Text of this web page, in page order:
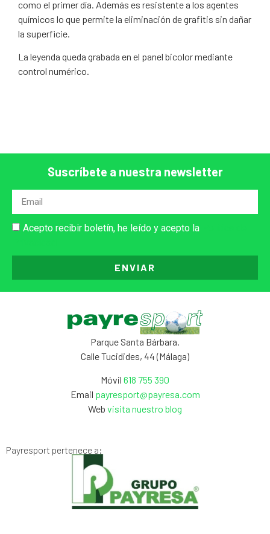
como el primer día. Además es resistente a los agentes
químicos lo que permite la eliminación de grafitis sin dañar
la superficie.
La leyenda queda grabada en el panel bicolor mediante
control numérico.
Suscríbete a nuestra newsletter
Acepto recibir boletín, he leído y acepto la
ENVIAR
Parque Santa Bárbara.
Calle Tucidides, 44 (Málaga)
Móvil 618 755 390
Email payresport@payresa.com
Web visita nuestro blog
Payresport pertenece a: